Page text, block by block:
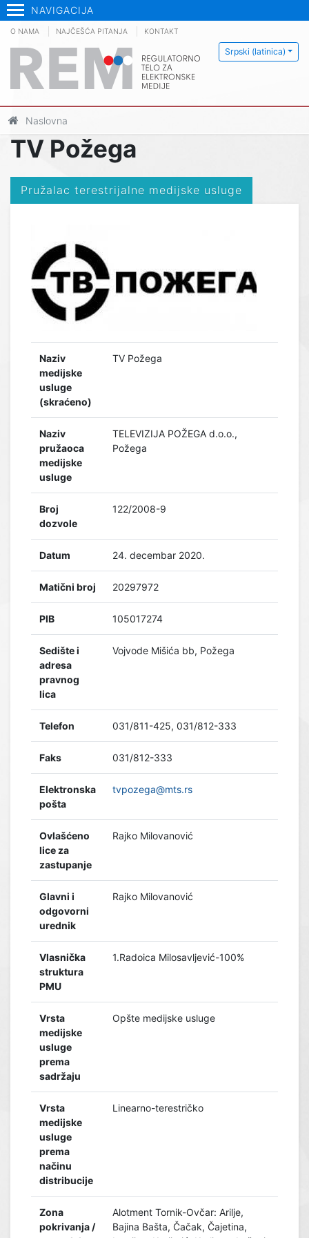
NAVIGACIJA
Srpski (latinica)
O NAMA NAJČEŠĆA PITANJA KONTAKT
Naslovna
TV Požega
Pružalac terestrijalne medijske usluge
Naziv
medijske
usluge
(skraćeno)
TV Požega
Naziv
pružaoca
medijske
usluge
TELEVIZIJA POŽEGA d.o.o.,
Požega
Broj
dozvole
122/2008-9
Datum 24. decembar 2020.
Matični broj 20297972
PIB 105017274
Sedište i
adresa
pravnog
lica
Vojvode Mišića bb, Požega
Telefon 031/811-425, 031/812-333
Faks 031/812-333
Elektronska
pošta
tvpozega@mts.rs
Ovlašćeno
lice za
zastupanje
Rajko Milovanović
Glavni i
odgovorni
urednik
Rajko Milovanović
Vlasnička
struktura
PMU
1.Radoica Milosavljević-100%
Vrsta
medijske
usluge
prema
sadržaju
Opšte medijske usluge
Vrsta
medijske
usluge
prema
načinu
distribucije
Linearno-terestričko
Zona
pokrivanja /
Alotment Tornik-Ovčar: Arilje,
Bajina Bašta, Čačak, Čajetina,